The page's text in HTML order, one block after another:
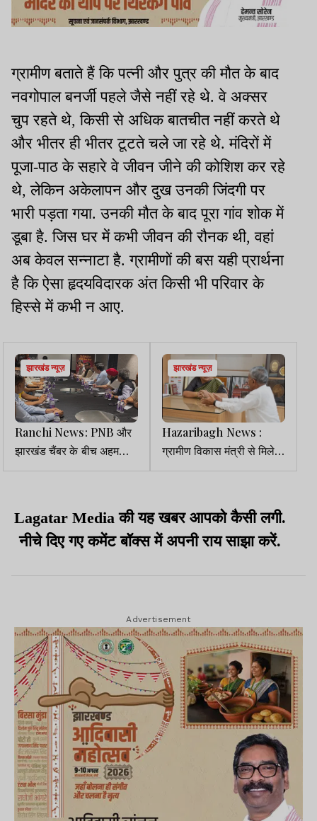
ग्रामीण बताते हैं कि पत्नी और पुत्र की मौत के बाद
नवगोपाल बनर्जी पहले जैसे नहीं रहे थे. वे अक्सर
चुप रहते थे, किसी से अधिक बातचीत नहीं करते थे
और भीतर ही भीतर टूटते चले जा रहे थे. मंदिरों में
पूजा-पाठ के सहारे वे जीवन जीने की कोशिश कर रहे
थे, लेकिन अकेलापन और दुख उनकी जिंदगी पर
भारी पड़ता गया. उनकी मौत के बाद पूरा गांव शोक में
डूबा है. जिस घर में कभी जीवन की रौनक थी, वहां
अब केवल सन्नाटा है. ग्रामीणों की बस यही प्रार्थना
है कि ऐसा हृदयविदारक अंत किसी भी परिवार के
हिस्से में कभी न आए.
झारखंड न्यूज़
Ranchi News: PNB और
झारखंड चैंबर के बीच अहम
बैठक, MSME और बैंकिंग
झारखंड न्यूज़
Hazaribagh News :
ग्रामीण विकास मंत्री से मिले
उमाशंकर अकेला, उठाया क्षेत्र
Lagatar Media की यह खबर आपको कैसी लगी.
नीचे दिए गए कमेंट बॉक्स में अपनी राय साझा करें.
Advertisement